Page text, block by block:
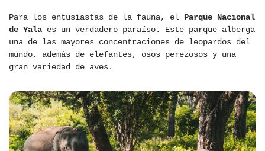
Para los entusiastas de la fauna, el Parque Nacional
de Yala es un verdadero paraíso. Este parque alberga
una de las mayores concentraciones de leopardos del
mundo, además de elefantes, osos perezosos y una
gran variedad de aves.